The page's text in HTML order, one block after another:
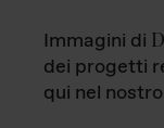
Immagini di
dei progetti
qui nel